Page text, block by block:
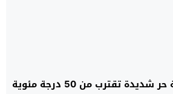
تقترب من 50 درجة مئوية